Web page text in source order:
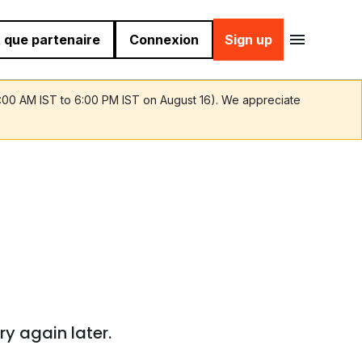
que partenaire Connexion Sign up
AM IST to 6:00 PM IST on August 16). We appreciate
again later.